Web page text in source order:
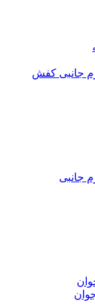
جانبی کفش
جانبی